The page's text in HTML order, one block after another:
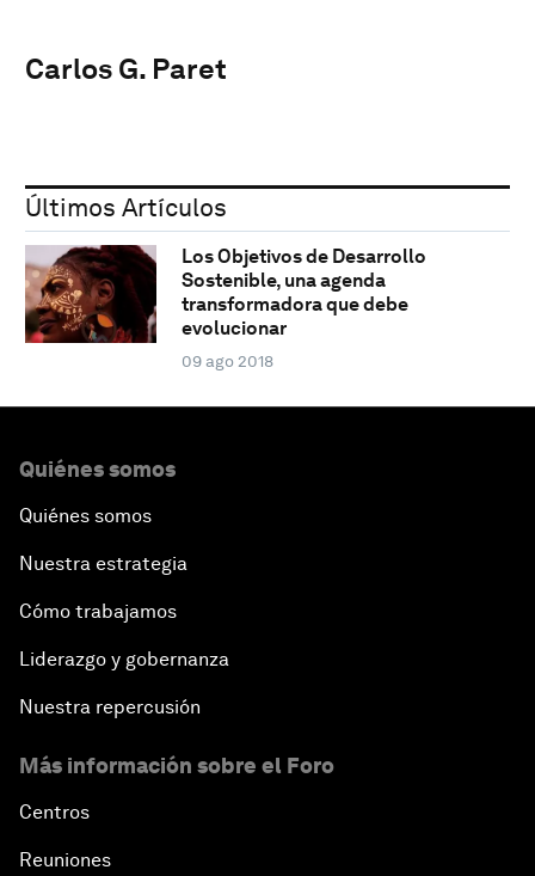
Carlos G. Paret
Últimos Artículos
Los Objetivos de Desarrollo
Sostenible, una agenda
transformadora que debe
evolucionar
09 ago 2018
Quiénes somos
Quiénes somos
Nuestra estrategia
Cómo trabajamos
Liderazgo y gobernanza
Nuestra repercusión
Más información sobre el Foro
Centros
Reuniones